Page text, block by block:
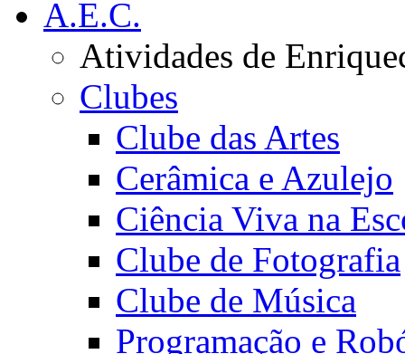
A.E.C.
Atividades de
Clubes
Clube das Artes
Cerâmica e Azulejo
Ciência Viva na
Clube de Fotografia
Clube de Música
Programação e